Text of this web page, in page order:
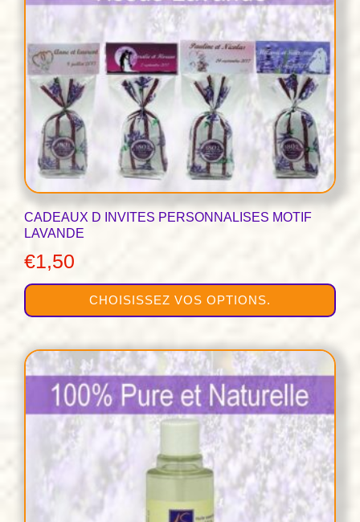
CADEAUX D INVITES PERSONNALISES MOTIF
LAVANDE
€1,50
CHOISISSEZ VOS OPTIONS.
options
peuvent
être
choisies
page
du
produit